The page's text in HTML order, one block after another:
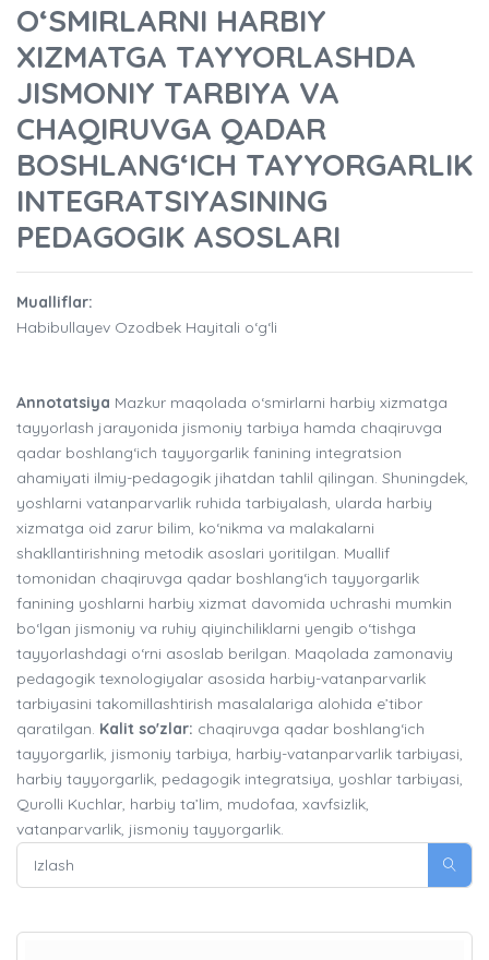
O‘SMIRLARNI HARBIY
XIZMATGA TAYYORLASHDA
JISMONIY TARBIYA VA
CHAQIRUVGA QADAR
BOSHLANG‘ICH TAYYORGARLIK
INTEGRATSIYASINING
PEDAGOGIK ASOSLARI
Mualliflar:
Habibullayev Ozodbek Hayitali o‘g‘li
Annotatsiya Mazkur maqolada o‘smirlarni harbiy xizmatga
tayyorlash jarayonida jismoniy tarbiya hamda chaqiruvga
qadar boshlang‘ich tayyorgarlik fanining integratsion
ahamiyati ilmiy-pedagogik jihatdan tahlil qilingan. Shuningdek,
yoshlarni vatanparvarlik ruhida tarbiyalash, ularda harbiy
xizmatga oid zarur bilim, ko‘nikma va malakalarni
shakllantirishning metodik asoslari yoritilgan. Muallif
tomonidan chaqiruvga qadar boshlang‘ich tayyorgarlik
fanining yoshlarni harbiy xizmat davomida uchrashi mumkin
bo‘lgan jismoniy va ruhiy qiyinchiliklarni yengib o‘tishga
tayyorlashdagi o‘rni asoslab berilgan. Maqolada zamonaviy
pedagogik texnologiyalar asosida harbiy-vatanparvarlik
tarbiyasini takomillashtirish masalalariga alohida e’tibor
qaratilgan. Kalit so'zlar: chaqiruvga qadar boshlang‘ich
tayyorgarlik, jismoniy tarbiya, harbiy-vatanparvarlik tarbiyasi,
harbiy tayyorgarlik, pedagogik integratsiya, yoshlar tarbiyasi,
Qurolli Kuchlar, harbiy ta’lim, mudofaa, xavfsizlik,
vatanparvarlik, jismoniy tayyorgarlik.